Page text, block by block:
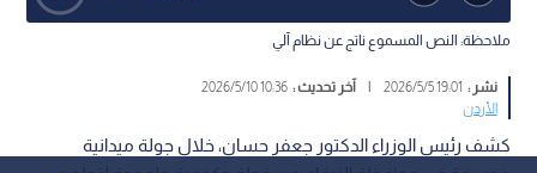
ملاحظة: النص المسموع ناتج عن نظام آلي
نشر : 19:01 2026/5/5
| آخر تحديث :10:36 2026/5/10
الأردن
كشف رئيس الوزراء الدكتور جعفر حسان، خلال جولة ميدانية